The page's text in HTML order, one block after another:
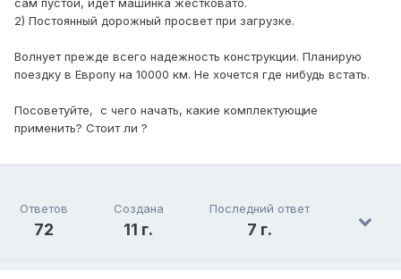
сам пустой, идет машинка жестковато.
2) Постоянный дорожный просвет при загрузке.
Волнует прежде всего надежность конструкции. Планирую
поездку в Европу на 10000 км. Не хочется где нибудь встать.
Посоветуйте, с чего начать, какие комплектующие
применить? Стоит ли ?
Ответов
72
Создана
11 г.
Последний ответ
7 г.